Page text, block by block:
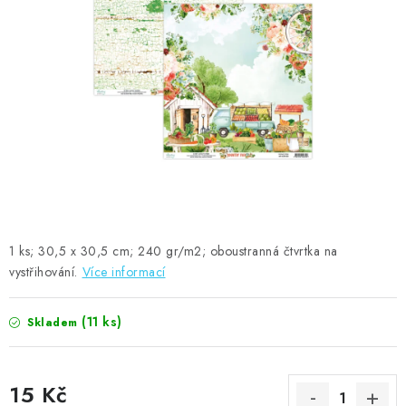
Kontakty Moje objednávka
Oblíbené ♥️
Obchodní podmínky
Podmínky ochrany osobních údajů
Ověřování recenzí
1 ks; 30,5 x 30,5 cm; 240 gr/m2; oboustranná čtvrtka na
vystřihování. Více informací
Skladem (11 ks)
15 Kč